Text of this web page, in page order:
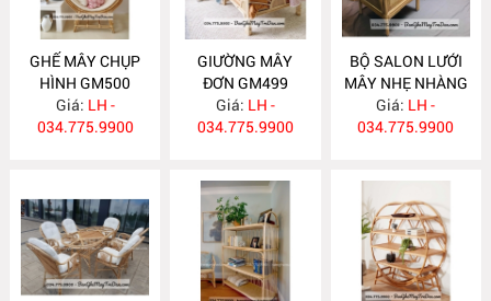
GHẾ MÂY CHỤP
HÌNH GM500
Giá: LH -
034.775.9900
GIƯỜNG MÂY
ĐƠN GM499
Giá: LH -
034.775.9900
BỘ SALON LƯỚI
MÂY NHẸ NHÀNG
GM498
Giá: LH -
034.775.9900